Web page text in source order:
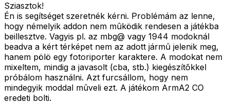
Sziasztok!
Én is segítséget szeretnék kérni. Problémám az lenne,
hogy némelyik addon nem mûködik rendesen a játékba
beillesztve. Vagyis pl. az mbg@ vagy 1944 modoknál
beadva a kért térképet nem az adott jármû jelenik meg,
hanem pölö egy fotoriporter karaktere. A modokat nem
mixeltem, mindig a javasolt (cba, stb.) kiegészítõkkel
próbálom használni. Azt furcsállom, hogy nem
mindegyik moddal mûveli ezt. A játékom ArmA2 CO
eredeti bolti.